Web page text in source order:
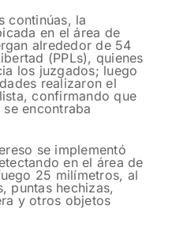
continúas, la
en el área de
alrededor de 54
(PPLs), quienes
los juzgados; luego
realizaron el
confirmando que
encontraba
se implementó
en el área de
25 milímetros, al
puntas hechizas,
y otros objetos